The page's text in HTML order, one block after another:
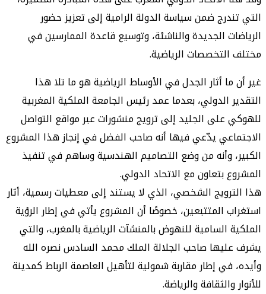
التي تندرج ضمن سياسة الدولة الرامية إلى تعزيز حضور
الرياضات الجديدة والناشئة، وتوسيع قاعدة الممارسين في
مختلف التخصصات الرياضية.
غير أن ما أثار الجدل في الأوساط الرياضية هو ما تلا هذا
التقدير الدولي، بعدما عمد رئيس الجامعة الملكية المغربية
للهوكي على الجليد إلى ترويج منشورات عبر مواقع التواصل
الاجتماعي يدّعي فيها أنه صاحب الفضل في إنجاز هذا المشروع
الكبير، وأنه من وضع التصاميم الهندسية وساهم في تنفيذ
المشروع بتعاون مع الاتحاد الدولي.
هذا الترويج الشخصي، الذي لا يستند إلى معطيات رسمية، أثار
استغراب المتتبعين، خصوصًا أن المشروع يأتي في إطار الرؤية
الملكية السامية للنهوض بالمنشآت الرياضية بالمغرب، والتي
يشرف عليها صاحب الجلالة الملك محمد السادس نصره الله
وأيده، في إطار مقاربة شمولية لتأهيل العاصمة الرباط كمدينة
للأنوار والثقافة والرياضة.